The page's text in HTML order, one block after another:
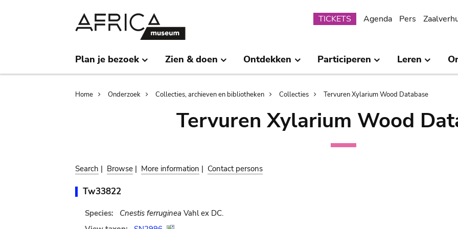
Submenu
TICKETS Agenda Pers
Plan je bezoek Zien & doen Ontdekken Participeren Leren
Breadcrumb
Home Onderzoek Collecties, archieven en bibliotheken Collecties Tervuren Xylarium Wood Database
Tervuren Xylarium Wood
Search | Browse | More information | Contact persons
Tw33822
Species: Cnestis ferruginea Vahl ex DC.